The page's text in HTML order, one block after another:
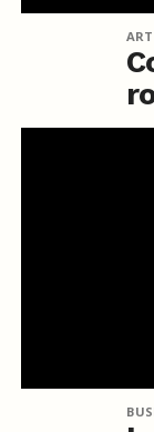
ART